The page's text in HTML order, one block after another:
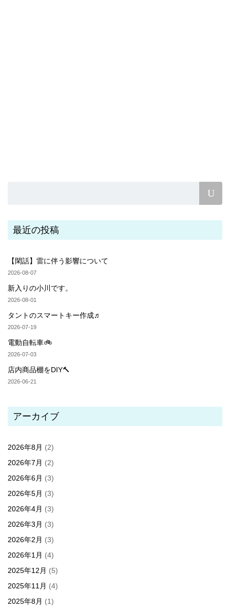
最近の投稿
【閑話】雷に伴う影響について
2026-08-07
新入りの小川です。
2026-08-01
タントのスマートキー作成♬
2026-07-19
電動自転車🚲
2026-07-03
店内商品棚をDIY🔨
2026-06-21
アーカイブ
2026年8月 (2)
2026年7月 (2)
2026年6月 (3)
2026年5月 (3)
2026年4月 (3)
2026年3月 (3)
2026年2月 (3)
2026年1月 (4)
2025年12月 (5)
2025年11月 (4)
2025年8月 (1)